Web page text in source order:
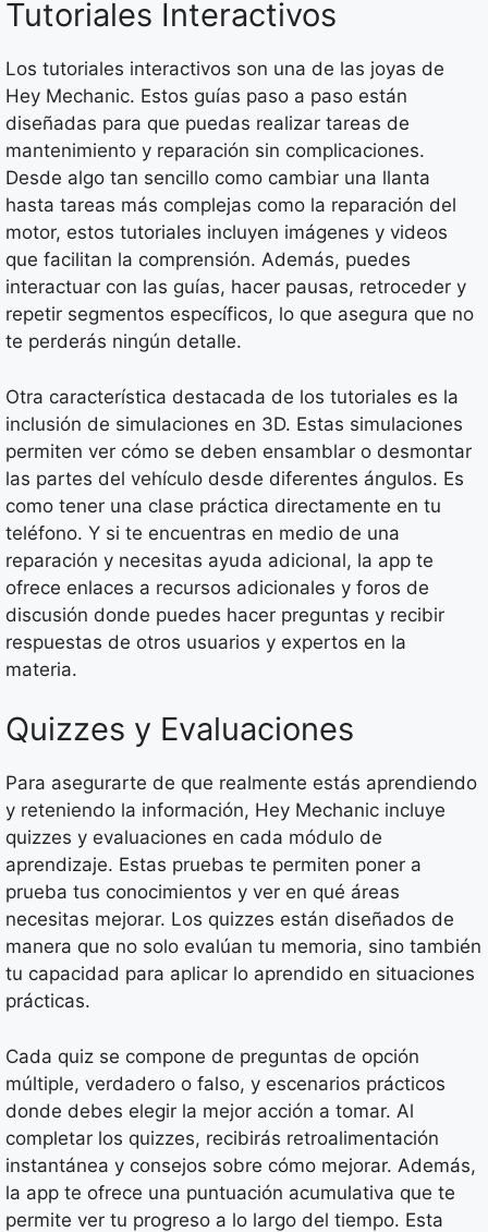
Tutoriales Interactivos
Los tutoriales interactivos son una de las joyas de
Hey Mechanic. Estos guías paso a paso están
diseñadas para que puedas realizar tareas de
mantenimiento y reparación sin complicaciones.
Desde algo tan sencillo como cambiar una llanta
hasta tareas más complejas como la reparación del
motor, estos tutoriales incluyen imágenes y videos
que facilitan la comprensión. Además, puedes
interactuar con las guías, hacer pausas, retroceder y
repetir segmentos específicos, lo que asegura que no
te perderás ningún detalle.
Otra característica destacada de los tutoriales es la
inclusión de simulaciones en 3D. Estas simulaciones
permiten ver cómo se deben ensamblar o desmontar
las partes del vehículo desde diferentes ángulos. Es
como tener una clase práctica directamente en tu
teléfono. Y si te encuentras en medio de una
reparación y necesitas ayuda adicional, la app te
ofrece enlaces a recursos adicionales y foros de
discusión donde puedes hacer preguntas y recibir
respuestas de otros usuarios y expertos en la
materia.
Quizzes y Evaluaciones
Para asegurarte de que realmente estás aprendiendo
y reteniendo la información, Hey Mechanic incluye
quizzes y evaluaciones en cada módulo de
aprendizaje. Estas pruebas te permiten poner a
prueba tus conocimientos y ver en qué áreas
necesitas mejorar. Los quizzes están diseñados de
manera que no solo evalúan tu memoria, sino también
tu capacidad para aplicar lo aprendido en situaciones
prácticas.
Cada quiz se compone de preguntas de opción
múltiple, verdadero o falso, y escenarios prácticos
donde debes elegir la mejor acción a tomar. Al
completar los quizzes, recibirás retroalimentación
instantánea y consejos sobre cómo mejorar. Además,
la app te ofrece una puntuación acumulativa que te
permite ver tu progreso a lo largo del tiempo. Esta